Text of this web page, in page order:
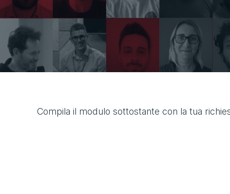
Compila il modulo sottostante con la tua